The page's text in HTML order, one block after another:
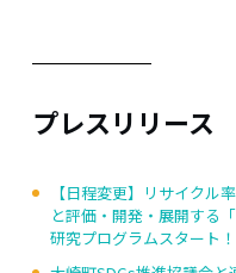
プレスリリース
【日程変更】リサイクル
と評価・開発・展開する
研究プログラムスタート！